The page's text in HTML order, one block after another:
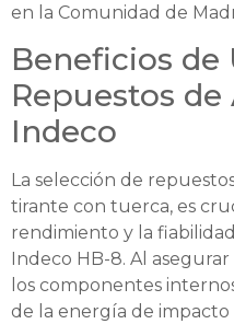
en la Comunidad de
Beneficios de
Repuestos de
Indeco
La selección de
tirante con tuerca, es
rendimiento y la
Indeco HB-8. Al
los componentes
de la energía de